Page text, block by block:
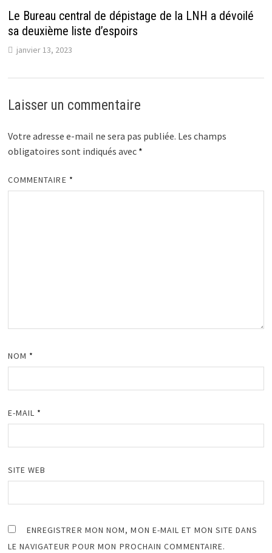
Le Bureau central de dépistage de la LNH a dévoilé
sa deuxième liste d’espoirs
janvier 13, 2023
Laisser un commentaire
Votre adresse e-mail ne sera pas publiée. Les champs
obligatoires sont indiqués avec *
COMMENTAIRE *
NOM *
E-MAIL *
SITE WEB
ENREGISTRER MON NOM, MON E-MAIL ET MON SITE DANS
LE NAVIGATEUR POUR MON PROCHAIN COMMENTAIRE.